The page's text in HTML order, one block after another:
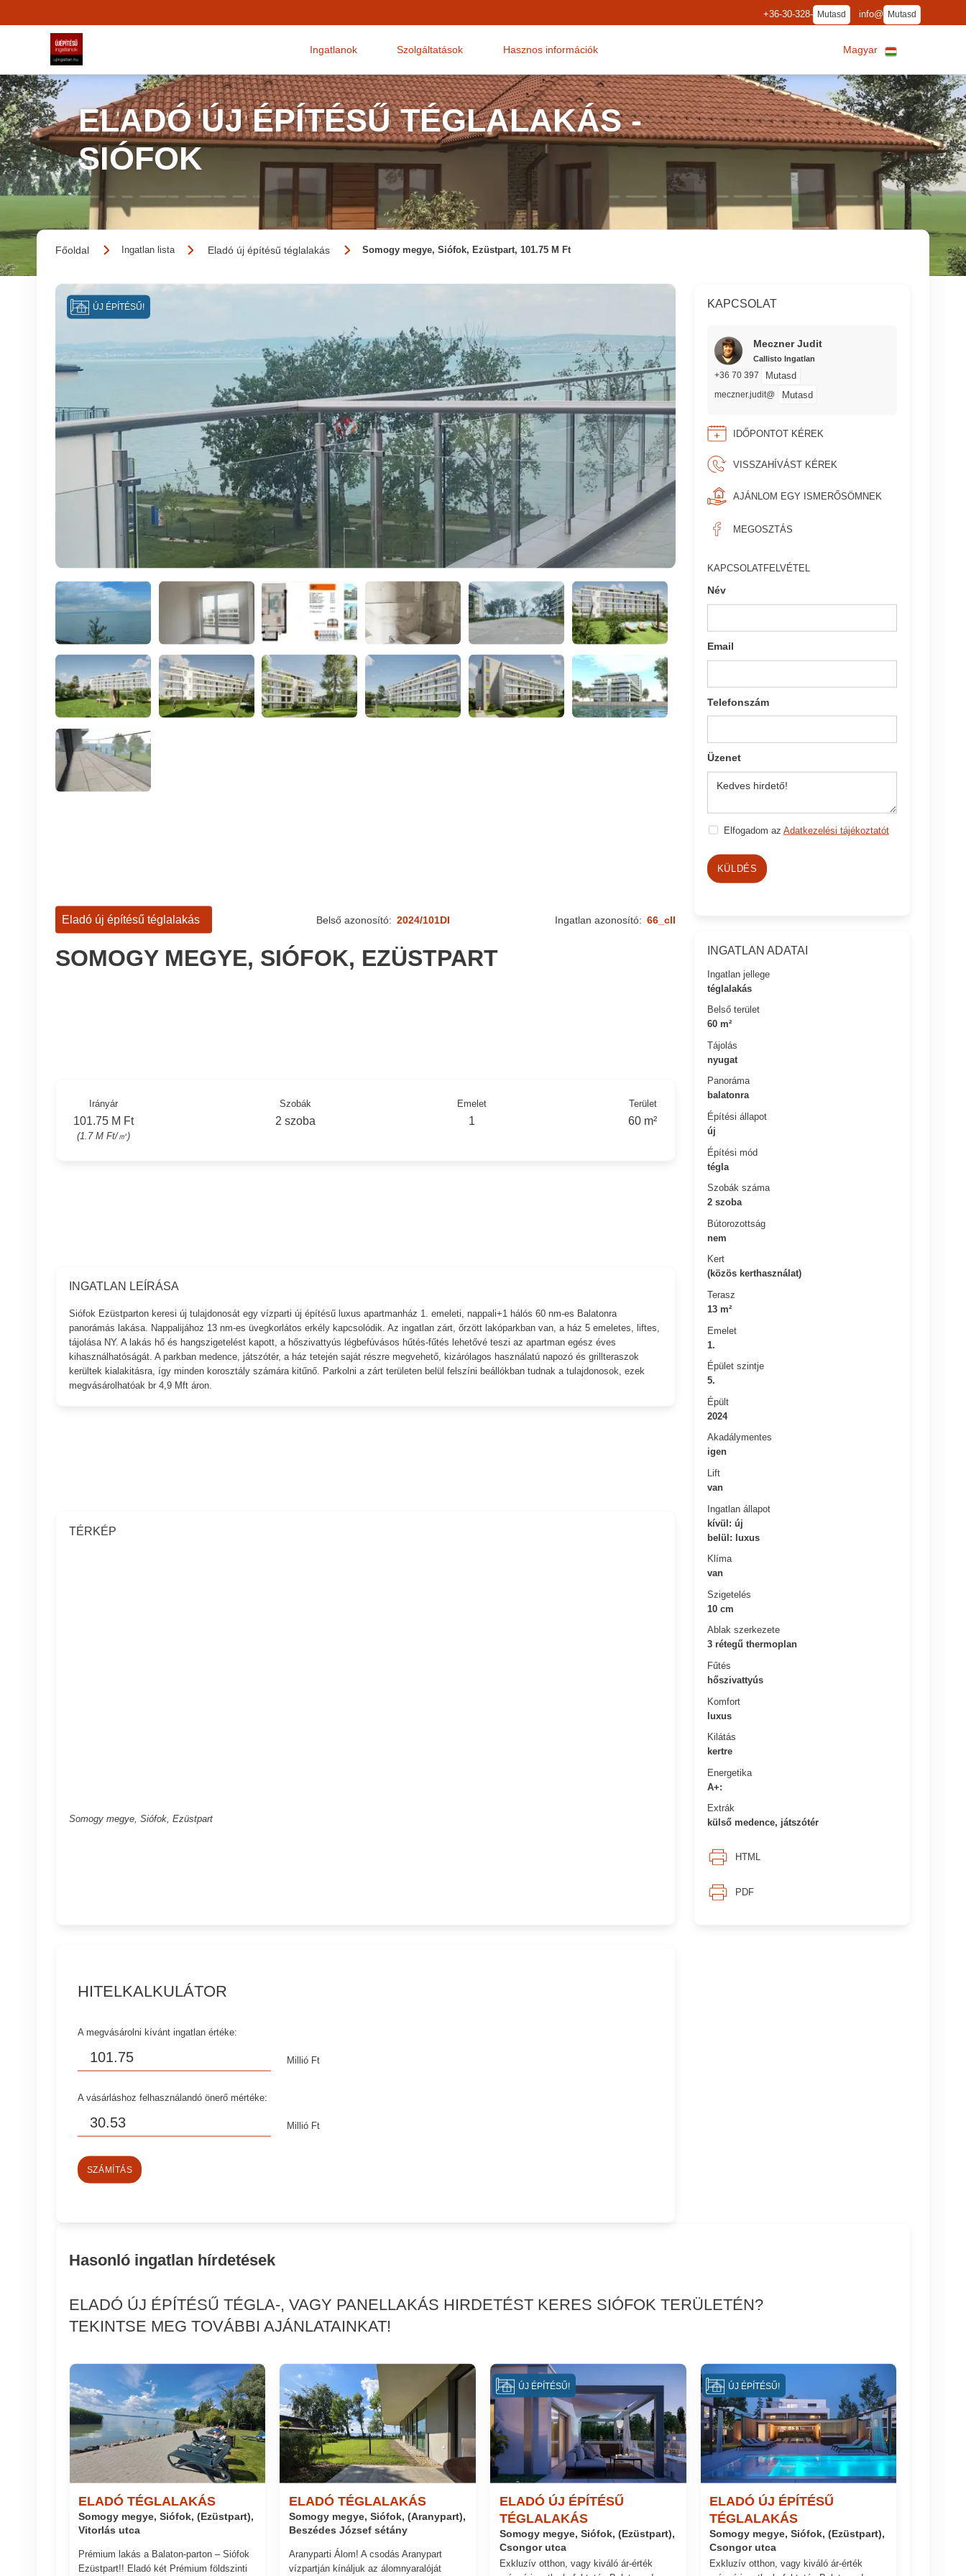
+36-30-328- Mutasd info@ Mutasd
Ingatlanok Szolgáltatások Hasznos információk Magyar
ELADÓ ÚJ ÉPÍTÉSŰ TÉGLALAKÁS -
SIÓFOK
Főoldal Ingatlan lista Eladó új építésű téglalakás Somogy megye, Siófok, Ezüstpart, 101.75 M Ft
ÚJ ÉPÍTÉSŰ! KAPCSOLAT
Meczner Judit
Callisto Ingatlan
+36 70 397 Mutasd
meczner.judit@ Mutasd
IDŐPONTOT KÉREK
VISSZAHÍVÁST KÉREK
AJÁNLOM EGY ISMERŐSÖMNEK
MEGOSZTÁS
KAPCSOLATFELVÉTEL
Név
Email
Telefonszám
Üzenet
Elfogadom az Adatkezelési tájékoztatót
KÜLDÉS
INGATLAN ADATAI
Ingatlan jellege
téglalakás
Belső terület
60 m²
Tájolás
nyugat
Panoráma
balatonra
Építési állapot
új
Építési mód
tégla
Szobák száma
2 szoba
Bútorozottság
nem
Kert
(közös kerthasználat)
Terasz
13 m²
Emelet
1.
Épület szintje
5.
Épült
2024
Akadálymentes
igen
Lift
van
Ingatlan állapot
kívül: új
belül: luxus
Klíma
van
Szigetelés
10 cm
Ablak szerkezete
3 rétegű thermoplan
Fűtés
hőszivattyús
Komfort
luxus
Kilátás
kertre
Energetika
A+:
Extrák
külső medence, játszótér
HTML
PDF
Eladó új építésű téglalakás Belső azonosító: 2024/101DI Ingatlan azonosító: 66_cll
SOMOGY MEGYE, SIÓFOK, EZÜSTPART
Irányár
101.75 M Ft
(1.7 M Ft/㎡)
Szobák
2 szoba
Emelet
1
Terület
60 m²
INGATLAN LEÍRÁSA
Siófok Ezüstparton keresi új tulajdonosát egy vízparti új építésű luxus apartmanház 1. emeleti, nappali+1 hálós 60 nm-es Balatonra
panorámás lakása. Nappalijához 13 nm-es üvegkorlátos erkély kapcsolódik. Az ingatlan zárt, őrzött lakóparkban van, a ház 5 emeletes, liftes,
tájolása NY. A lakás hő és hangszigetelést kapott, a hőszivattyús légbefúvásos hűtés-fűtés lehetővé teszi az apartman egész éves
kihasználhatóságát. A parkban medence, játszótér, a ház tetején saját részre megvehető, kizárólagos használatú napozó és grillteraszok
kerültek kialakitásra, így minden korosztály számára kitűnő. Parkolni a zárt területen belül felszíni beállókban tudnak a tulajdonosok, ezek
megvásárolhatóak br 4,9 Mft áron.
TÉRKÉP
Somogy megye, Siófok, Ezüstpart
HITELKALKULÁTOR
A megvásárolni kívánt ingatlan értéke:
Millió Ft
A vásárláshoz felhasználandó önerő mértéke:
Millió Ft
SZÁMÍTÁS
Hasonló ingatlan hírdetések
ELADÓ ÚJ ÉPÍTÉSŰ TÉGLA-, VAGY PANELLAKÁS HIRDETÉST KERES SIÓFOK TERÜLETÉN?
TEKINTSE MEG TOVÁBBI AJÁNLATAINKAT!
ELADÓ TÉGLALAKÁS
Somogy megye, Siófok, (Ezüstpart),
Vitorlás utca
Prémium lakás a Balaton-parton – Siófok
Ezüstpart!! Eladó két Prémium földszinti
ELADÓ TÉGLALAKÁS
Somogy megye, Siófok, (Aranypart),
Beszédes József sétány
Aranyparti Álom! A csodás Aranypart
vízpartján kínáljuk az álomnyaralóját
ELADÓ ÚJ ÉPÍTÉSŰ
TÉGLALAKÁS
Somogy megye, Siófok, (Ezüstpart),
Csongor utca
Exkluzív otthon, vagy kiváló ár-érték
ÚJ ÉPÍTÉSŰ!
ELADÓ ÚJ ÉPÍTÉSŰ
TÉGLALAKÁS
Somogy megye, Siófok, (Ezüstpart),
Csongor utca
Exkluzív otthon, vagy kiváló ár-érték
ÚJ ÉPÍTÉSŰ!